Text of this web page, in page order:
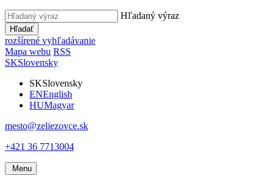
Hľadaný výraz
Hľadať
rozšírené vyhľadávanie
Mapa webu RSS
SKSlovensky
SKSlovensky
ENEnglish
HUMagyar
mesto@zeliezovce.sk
+421 36 7713004
Menu